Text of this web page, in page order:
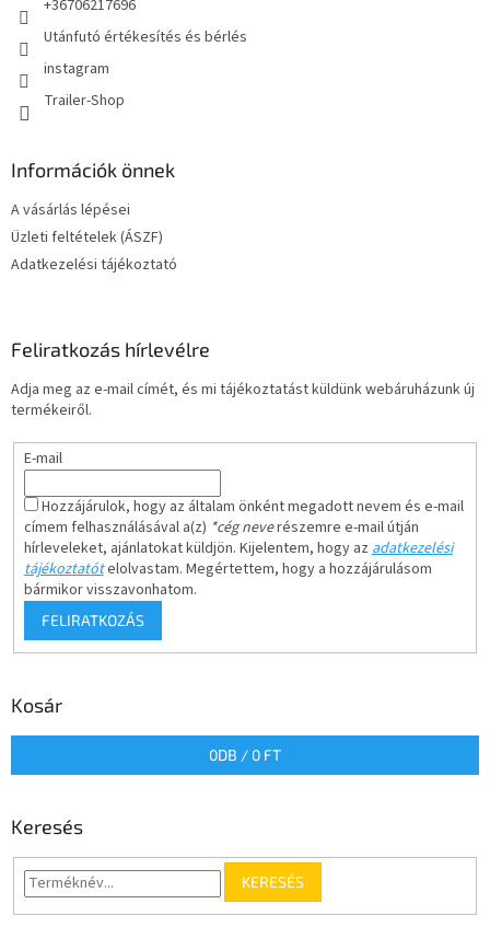
+36706217696
Utánfutó értékesítés és bérlés
instagram
Trailer-Shop
Információk önnek
A vásárlás lépései
Üzleti feltételek (ÁSZF)
Adatkezelési tájékoztató
Feliratkozás hírlevélre
Adja meg az e-mail címét, és mi tájékoztatást küldünk webáruházunk új
termékeiről.
E-mail
Hozzájárulok, hogy az általam önként megadott nevem és e-mail
címem felhasználásával a(z) *cég neverészemre e-mail útján
hírleveleket, ajánlatokat küldjön. Kijelentem, hogy azadatkezelési
tájékoztatótelolvastam. Megértettem, hogy a hozzájárulásom
bármikor visszavonhatom.
FELIRATKOZÁS
Kosár
0DB / 0 FT
Keresés
KERESÉS